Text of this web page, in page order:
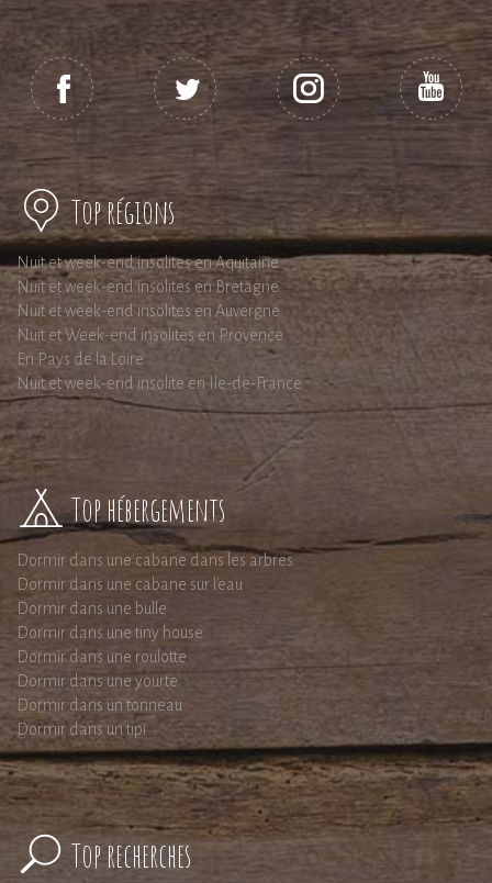
Top régions
Nuit et week-end insolites en Aquitaine
Nuit et week-end insolites en Bretagne
Nuit et week-end insolites en Auvergne
Nuit et Week-end insolites en Provence
En Pays de la Loire
Nuit et week-end insolite en Ile-de-France
Top hébergements
Dormir dans une cabane dans les arbres
Dormir dans une cabane sur l'eau
Dormir dans une bulle
Dormir dans une tiny house
Dormir dans une roulotte
Dormir dans une yourte
Dormir dans un tonneau
Dormir dans un tipi
Top recherches